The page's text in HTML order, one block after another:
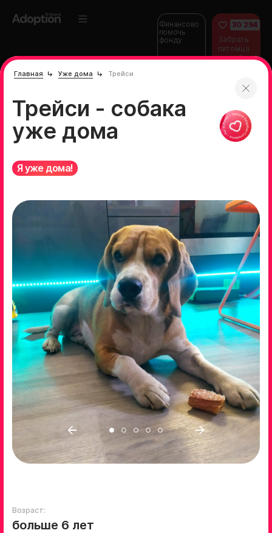
Финансово
помочь
фонду
30 294
Забрать
питомца
домой
Главная Уже дома Трейси
Трейси - собака
уже дома
Я уже дома!
Возраст:
больше 6 лет